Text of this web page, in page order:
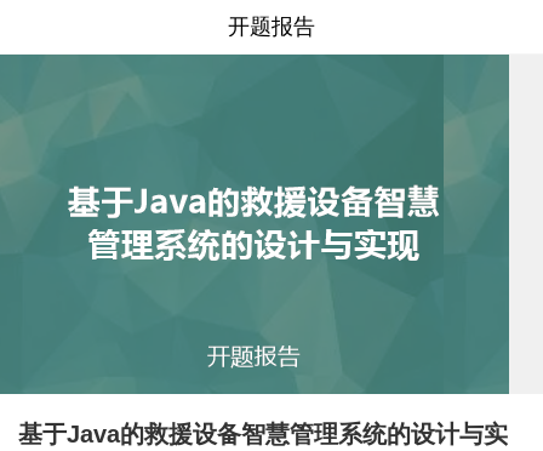
开题报告
基于Java的救援设备智慧管理系统的设计与实